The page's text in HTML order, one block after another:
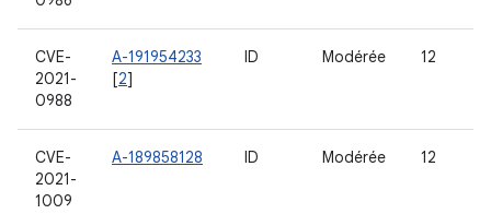
CVE-
2021-
0988
A-191954233
[2]
ID Modérée 12
CVE-
2021-
1009
A-189858128 ID Modérée 12